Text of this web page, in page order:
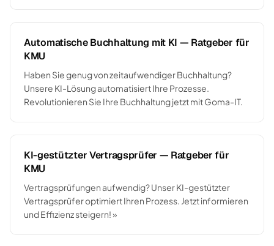
Automatische Buchhaltung mit KI — Ratgeber für
KMU
Haben Sie genug von zeitaufwendiger Buchhaltung?
Unsere KI-Lösung automatisiert Ihre Prozesse.
Revolutionieren Sie Ihre Buchhaltung jetzt mit Goma-IT.
KI-gestützter Vertragsprüfer — Ratgeber für
KMU
Vertragsprüfungen aufwendig? Unser KI-gestützter
Vertragsprüfer optimiert Ihren Prozess. Jetzt informieren
und Effizienz steigern! »